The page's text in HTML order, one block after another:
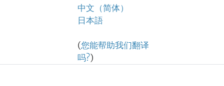
中文（简体）
日本語
(您能帮助我们翻译
吗?)